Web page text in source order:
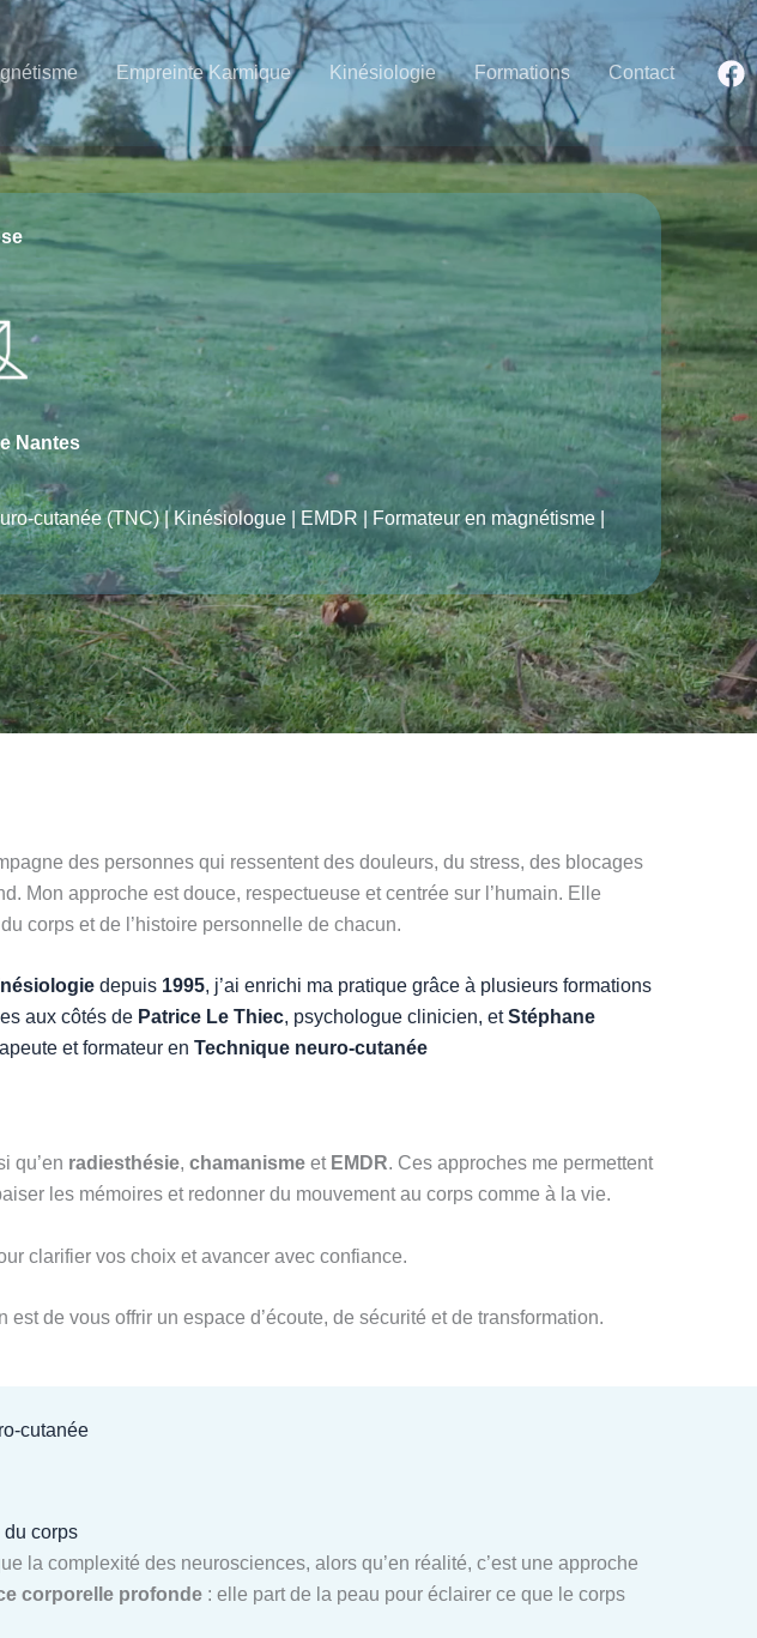
Empreinte Karmique Kinésiologie Formations Contact
Nantes
cutanée (TNC) | Kinésiologue | EMDR | Formateur en magnétisme |
des personnes qui ressentent des douleurs, du stress, des blocages
Mon approche est douce, respectueuse et centrée sur l’humain. Elle
corps et de l’histoire personnelle de chacun.
depuis 1995, j’ai enrichi ma pratique grâce à plusieurs formations
aux côtés de Patrice Le Thiec, psychologue clinicien, etStéphane
et formateur en Technique neuro-cutanée
qu’en radiesthésie, chamanisme et EMDR. Ces approches me permettent
les mémoires et redonner du mouvement au corps comme à la vie.
clarifier vos choix et avancer avec confiance.
de vous offrir un espace d’écoute, de sécurité et de transformation.
cutanée
du corps
la complexité des neurosciences, alors qu’en réalité, c’est une approche
corporelle profonde : elle part de la peau pour éclairer ce que le corps